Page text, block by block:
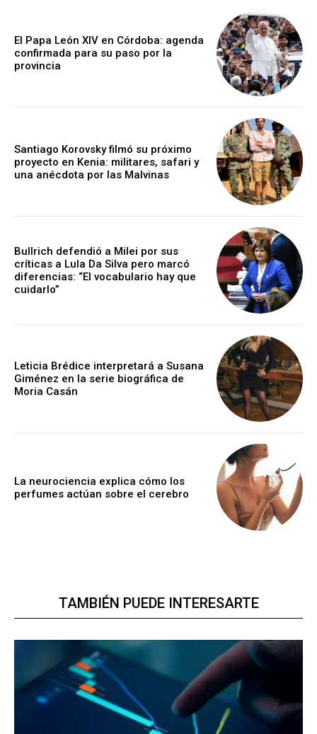
El Papa León XIV en Córdoba: agenda
confirmada para su paso por la
provincia
Santiago Korovsky filmó su próximo
proyecto en Kenia: militares, safari y
una anécdota por las Malvinas
Bullrich defendió a Milei por sus
críticas a Lula Da Silva pero marcó
diferencias: “El vocabulario hay que
cuidarlo”
Leticia Brédice interpretará a Susana
Giménez en la serie biográfica de
Moria Casán
La neurociencia explica cómo los
perfumes actúan sobre el cerebro
TAMBIÉN PUEDE INTERESARTE